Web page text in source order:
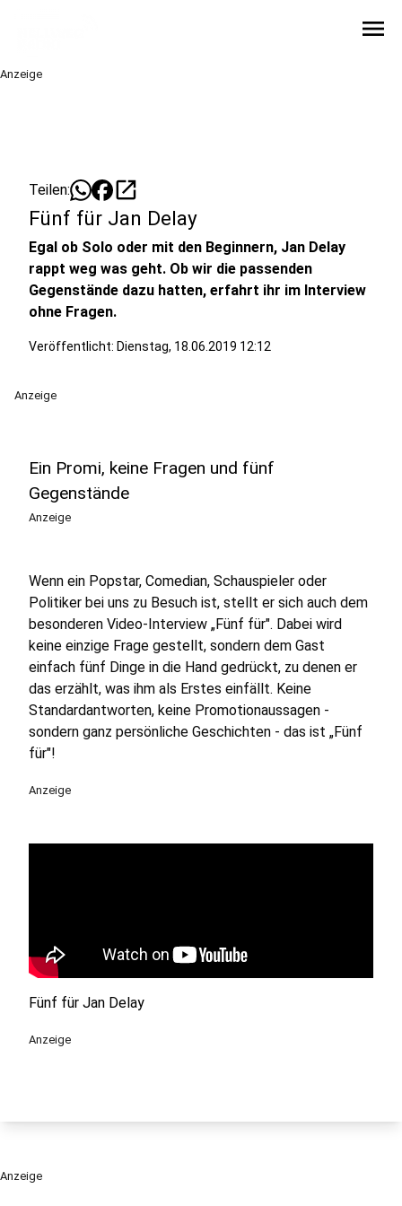
menu
Anzeige
Teilen: open_in_new
Fünf für Jan Delay
Egal ob Solo oder mit den Beginnern, Jan Delay
rappt weg was geht. Ob wir die passenden
Gegenstände dazu hatten, erfahrt ihr im Interview
ohne Fragen.
Veröffentlicht: Dienstag, 18.06.2019 12:12
Anzeige
Ein Promi, keine Fragen und fünf
Gegenstände
Anzeige
Wenn ein Popstar, Comedian, Schauspieler oder
Politiker bei uns zu Besuch ist, stellt er sich auch dem
besonderen Video-Interview „Fünf für". Dabei wird
keine einzige Frage gestellt, sondern dem Gast
einfach fünf Dinge in die Hand gedrückt, zu denen er
das erzählt, was ihm als Erstes einfällt. Keine
Standardantworten, keine Promotionaussagen -
sondern ganz persönliche Geschichten - das ist „Fünf
für"!
Anzeige
Fünf für Jan Delay
Anzeige
Anzeige